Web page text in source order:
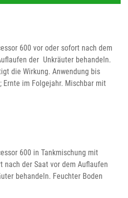
600 vor oder sofort nach dem
der Unkräuter behandeln.
die Wirkung. Anwendung bis
Ernte im Folgejahr. Mischbar mit
600 in Tankmischung mit
nach der Saat vor dem Auflaufen
behandeln. Feuchter Boden